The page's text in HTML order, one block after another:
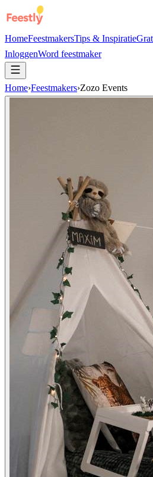
HomeFeestmakersTips & Inspiratie
InloggenWord feestmaker
Home›Feestmakers›Zozo Events